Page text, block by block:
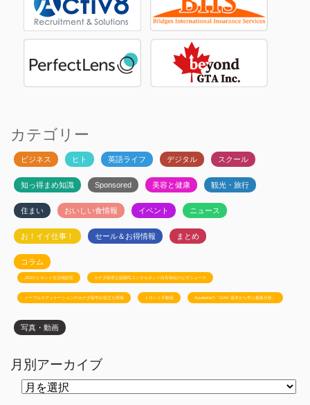
カテゴリー
ビジネス ヒト 英語ライフ デジタル スクール
知っ得まめ知識 Sponsored 美容と健康 観光・旅行
住まい おいしい食情報 イベント ニュース
お！イイ仕事！ セール＆お得情報 まとめ
コラム
JSSのトロント生活相談室 カナダ政府公認移民コンサルタント白石有紀のビザニュース
メープルエデュケーションのカナダ留学お役立ち情報 トロント不動産 Ayudanteの「GA4: 基本から学ぶ最新分析」
写真・動画
月別アーカイブ